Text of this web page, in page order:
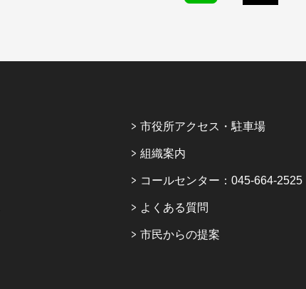
市役所アクセス・駐車場
組織案内
コールセンター：045-664-2525
よくある質問
市民からの提案